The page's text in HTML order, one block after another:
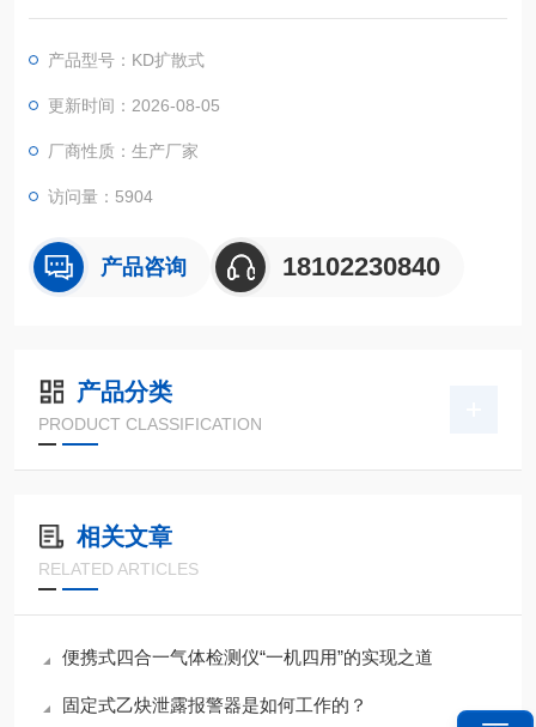
本安电路设计要求，抗静电，抗电磁干扰，通过国标测试。
产品型号：KD扩散式
更新时间：2026-08-05
厂商性质：生产厂家
访问量：5904
产品咨询 18102230840
产品分类
PRODUCT CLASSIFICATION
相关文章
RELATED ARTICLES
便携式四合一气体检测仪“一机四用”的实现之道
固定式乙炔泄露报警器是如何工作的？